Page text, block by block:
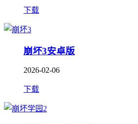
下载
崩坏3安卓版
2026-02-06
下载